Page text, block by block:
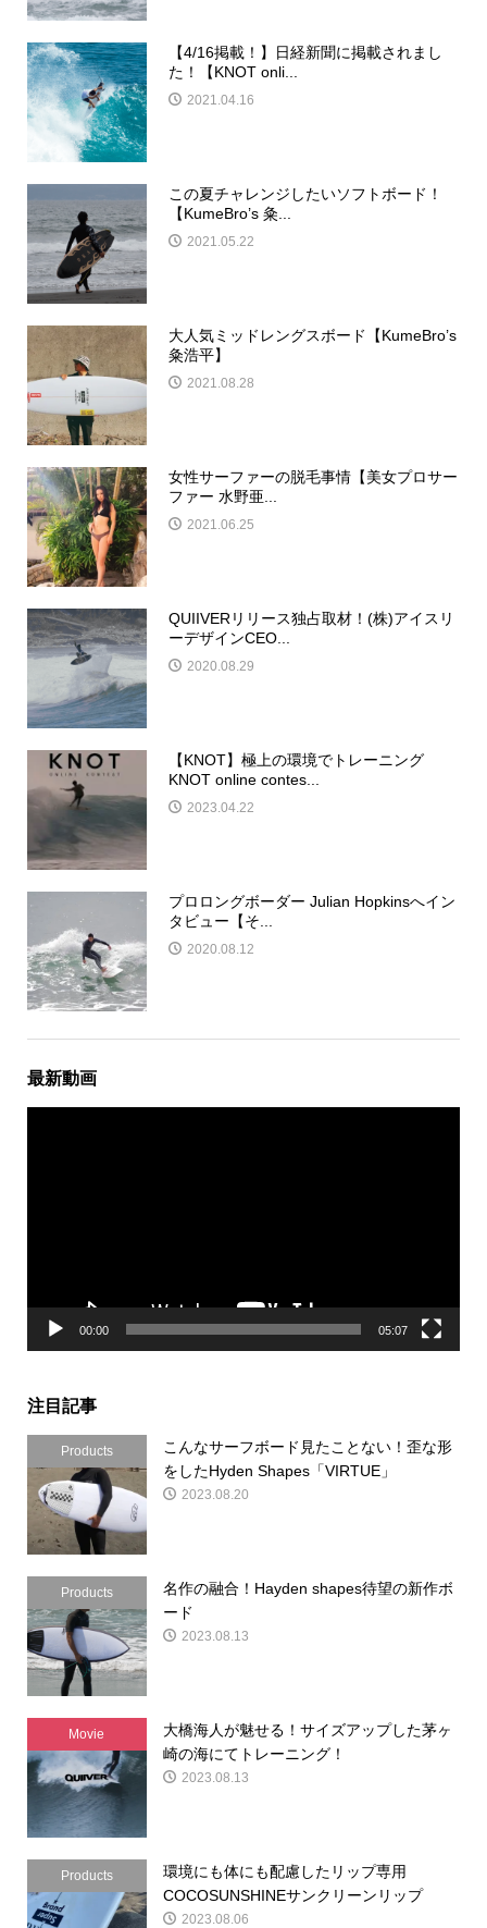
【4/16掲載！】日経新聞に掲載されまし
た！【KNOT onli...
2021.04.16
この夏チャレンジしたいソフトボード！
【KumeBro’s 粂...
2021.05.22
大人気ミッドレングスボード【KumeBro’s
粂浩平】
2021.08.28
女性サーファーの脱毛事情【美女プロサー
ファー 水野亜...
2021.06.25
QUIIVERリリース独占取材！(株)アイスリ
ーデザインCEO...
2020.08.29
【KNOT】極上の環境でトレーニング
KNOT online contes...
2023.04.22
プロロングボーダー Julian Hopkinsへイン
タビュー【そ...
2020.08.12
最新動画
00:00 05:07
注目記事
Products
こんなサーフボード見たことない！歪な形
をしたHyden Shapes「VIRTUE」
2023.08.20
Products
名作の融合！Hayden shapes待望の新作ボ
ード
2023.08.13
Movie
大橋海人が魅せる！サイズアップした茅ヶ
崎の海にてトレーニング！
2023.08.13
Products
環境にも体にも配慮したリップ専用
COCOSUNSHINEサンクリーンリップ
2023.08.06